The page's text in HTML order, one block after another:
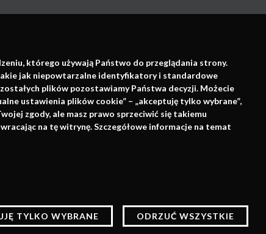
którego używają Państwo do przeglądania strony.
jak niepowtarzalne identyfikatory i standardowe
plików pozostawiamy Państwa decyzji. Możecie
ustawienia plików cookie” – „akceptuję tylko wybrane”,
zgody, ale masz prawo sprzeciwić się takiemu
na tę witrynę. Szczegółowe informacje na temat
TYLKO WYBRANE ODRZUĆ WSZYSTKIE
Wsparcie:
AKCEPTUJĘ
w pamięci